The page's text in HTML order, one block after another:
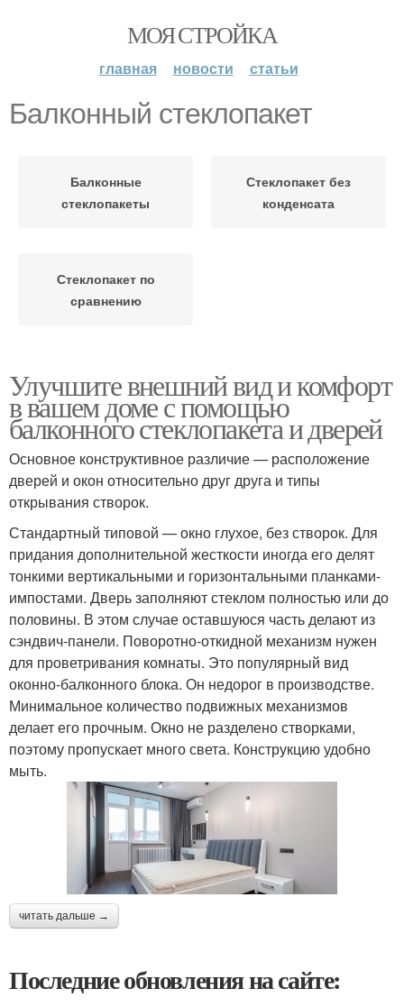
МОЯ СТРОЙКА
главная новости статьи
Балконный стеклопакет
Балконные
стеклопакеты
Стеклопакет без
конденсата
Стеклопакет по
сравнению
Улучшите внешний вид и комфорт
в вашем доме с помощью
балконного стеклопакета и дверей
Основное конструктивное различие — расположение
дверей и окон относительно друг друга и типы
открывания створок.
Стандартный типовой — окно глухое, без створок. Для
придания дополнительной жесткости иногда его делят
тонкими вертикальными и горизонтальными планками-
импостами. Дверь заполняют стеклом полностью или до
половины. В этом случае оставшуюся часть делают из
сэндвич-панели. Поворотно-откидной механизм нужен
для проветривания комнаты. Это популярный вид
оконно-балконного блока. Он недорог в производстве.
Минимальное количество подвижных механизмов
делает его прочным. Окно не разделено створками,
поэтому пропускает много света. Конструкцию удобно
мыть.
читать дальше →
Последние обновления на сайте: